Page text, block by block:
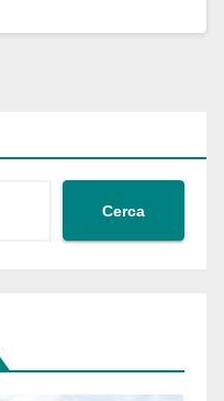
Cerca